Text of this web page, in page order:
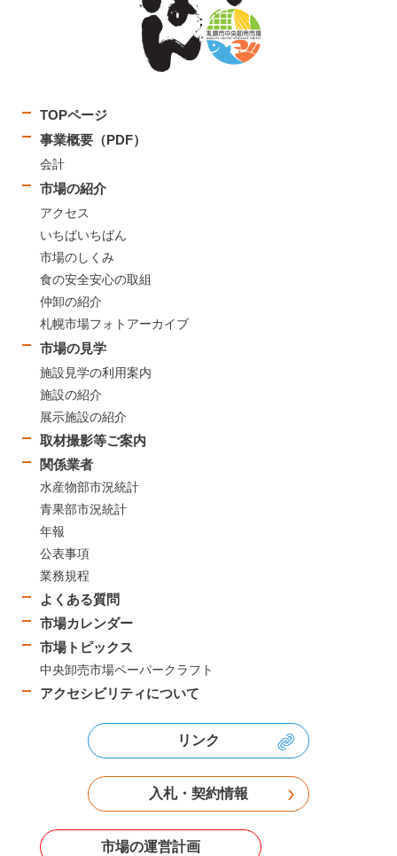
TOPページ
事業概要（PDF）
会計
市場の紹介
アクセス
いちばいちばん
市場のしくみ
食の安全安心の取組
仲卸の紹介
札幌市場フォトアーカイブ
市場の見学
施設見学の利用案内
施設の紹介
展示施設の紹介
取材撮影等ご案内
関係業者
水産物部市況統計
青果部市況統計
年報
公表事項
業務規程
よくある質問
市場カレンダー
市場トピックス
中央卸売市場ペーパークラフト
アクセシビリティについて
リンク
入札・契約情報
市場の運営計画